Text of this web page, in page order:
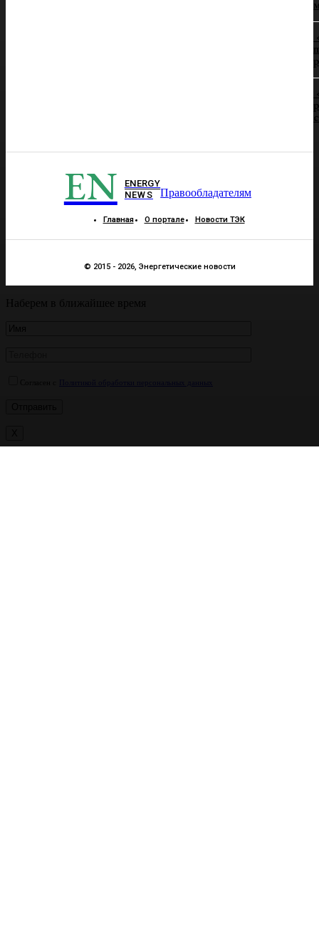
EN
ENERGY
NEWS
Правообладателям
Главная О портале Новости ТЭК
© 2015 - 2026, Энергетические новости
Наберем в ближайшее время